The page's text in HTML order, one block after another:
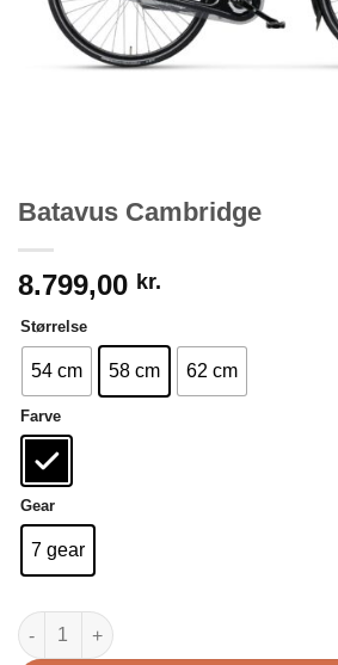
Batavus Cambridge
8.799,00 kr.
Størrelse
54 cm 58 cm 62 cm
Farve
Gear
7 gear
Batavus Cambridge antal